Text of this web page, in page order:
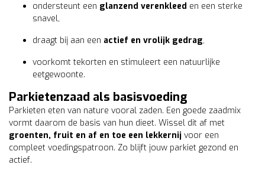
ondersteunt een glanzend verenkleed en een sterke
snavel,
draagt bij aan een actief en vrolijk gedrag,
voorkomt tekorten en stimuleert een natuurlijke
eetgewoonte.
Parkietenzaad als basisvoeding
Parkieten eten van nature vooral zaden. Een goede zaadmix
vormt daarom de basis van hun dieet. Wissel dit af met
groenten, fruit en af en toe een lekkernij voor een
compleet voedingspatroon. Zo blijft jouw parkiet gezond en
actief.